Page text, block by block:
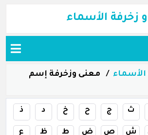
زخرفة الأسماء
الأسماء
معنى وزخرفة إسم
ث ج ح خ د ذ
ش ص ض ط ظ ع